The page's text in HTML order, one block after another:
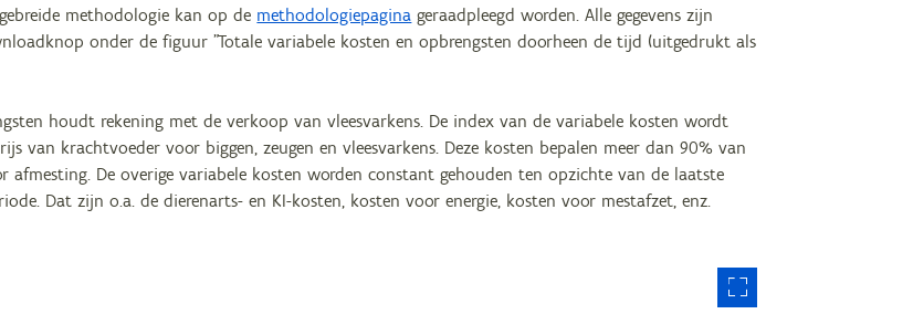
methodologie kan op de methodologiepagina geraadpleegd worden. Alle gegevens zijn
onder de figuur "Totale variabele kosten en opbrengsten doorheen de tijd (uitgedrukt als
houdt rekening met de verkoop van vleesvarkens. De index van de variabele kosten wordt
van krachtvoeder voor biggen, zeugen en vleesvarkens. Deze kosten bepalen meer dan 90% van
afmesting. De overige variabele kosten worden constant gehouden ten opzichte van de laatste
Dat zijn o.a. de dierenarts- en KI-kosten, kosten voor energie, kosten voor mestafzet, enz.